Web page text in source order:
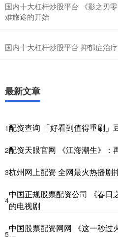
国内十大杠杆炒股平台 《影之刃
难旅途的开始
国内十大杠杆炒股平台 抑郁症治
最新文章
1配资查询 「好看到值得重刷」
2配资天眼官网 《江海潮生》：
3杭州网上配资 全网最火热播剧
4
中国正规股票配资公司 《春日
的电视剧
5
中国股票配资网网 《这一秒过